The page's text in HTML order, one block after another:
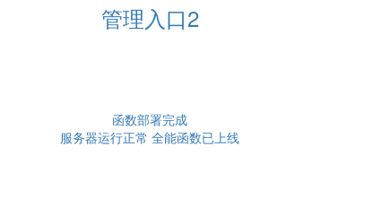
管理入口2
函数部署完成
服务器运行正常 全能函数已上线